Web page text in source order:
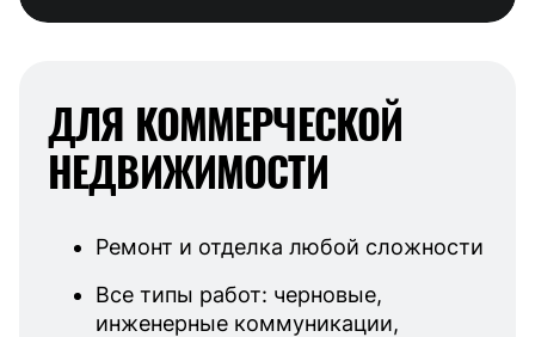
ДЛЯ КОММЕРЧЕСКОЙ
НЕДВИЖИМОСТИ
Ремонт и отделка любой сложности
Все типы работ: черновые,
инженерные коммуникации,